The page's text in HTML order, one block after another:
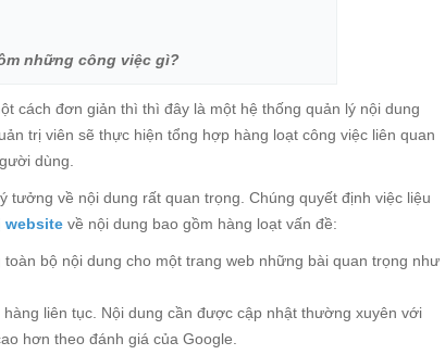
những công việc gì?
cách đơn giản thì thì đây là một hệ thống quản lý nội dung
trị viên sẽ thực hiện tổng hợp hàng loạt công việc liên quan
dùng.
về nội dung rất quan trọng. Chúng quyết định việc liệu
website về nội dung bao gồm hàng loạt vấn đề:
bộ nội dung cho một trang web những bài quan trọng như
liên tục. Nội dung cần được cập nhật thường xuyên với
hơn theo đánh giá của Google.